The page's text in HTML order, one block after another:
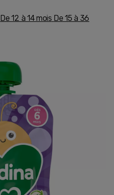
De 12 à 14 mois De 15 à 36